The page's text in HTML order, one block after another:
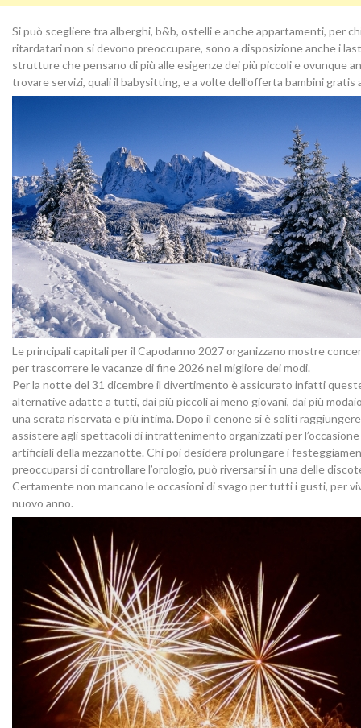
Si può scegliere tra alberghi, b&b, ostelli e anche appartamenti, per
ritardatari non si devono preoccupare, sono a disposizione anche i
strutture che pensano di più alle esigenze dei più piccoli e ovunque
trovare servizi, quali il babysitting, e a volte dell’offerta bambini
Le principali capitali per il Capodanno 2027 organizzano mostre
per trascorrere le vacanze di fine 2026 nel migliore dei modi.
Per la notte del 31 dicembre il divertimento è assicurato infatti
alternative adatte a tutti, dai più piccoli ai meno giovani, dai più
una serata riservata e più intima. Dopo il cenone si è soliti
assistere agli spettacoli di intrattenimento organizzati per
artificiali della mezzanotte. Chi poi desidera prolungare i
preoccuparsi di controllare l’orologio, può riversarsi in una delle
Certamente non mancano le occasioni di svago per tutti i gusti, per
nuovo anno.